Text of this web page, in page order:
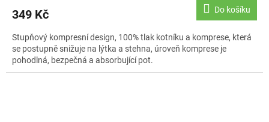
349 Kč Do košíku
Stupňový kompresní design, 100% tlak kotníku a komprese, která
se postupně snižuje na lýtka a stehna, úroveň komprese je
pohodlná, bezpečná a absorbující pot.